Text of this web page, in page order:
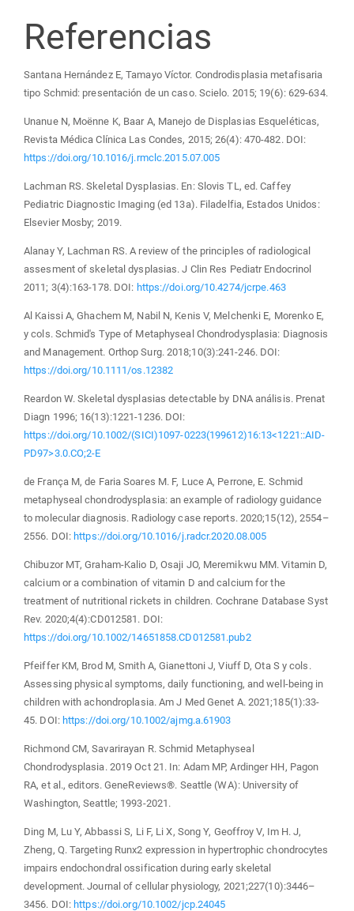
Referencias
Santana Hernández E, Tamayo Víctor. Condrodisplasia metafisaria
tipo Schmid: presentación de un caso. Scielo. 2015; 19(6): 629-634.
Unanue N, Moënne K, Baar A, Manejo de Displasias Esqueléticas,
Revista Médica Clínica Las Condes, 2015; 26(4): 470-482. DOI:
https://doi.org/10.1016/j.rmclc.2015.07.005
Lachman RS. Skeletal Dysplasias. En: Slovis TL, ed. Caffey
Pediatric Diagnostic Imaging (ed 13a). Filadelfia, Estados Unidos:
Elsevier Mosby; 2019.
Alanay Y, Lachman RS. A review of the principles of radiological
assesment of skeletal dysplasias. J Clin Res Pediatr Endocrinol
2011; 3(4):163-178. DOI: https://doi.org/10.4274/jcrpe.463
Al Kaissi A, Ghachem M, Nabil N, Kenis V, Melchenki E, Morenko E,
y cols. Schmid's Type of Metaphyseal Chondrodysplasia: Diagnosis
and Management. Orthop Surg. 2018;10(3):241-246. DOI:
https://doi.org/10.1111/os.12382
Reardon W. Skeletal dysplasias detectable by DNA análisis. Prenat
Diagn 1996; 16(13):1221-1236. DOI:
https://doi.org/10.1002/(SICI)1097-0223(199612)16:13<1221::AID-
PD97>3.0.CO;2-E
de França M, de Faria Soares M. F, Luce A, Perrone, E. Schmid
metaphyseal chondrodysplasia: an example of radiology guidance
to molecular diagnosis. Radiology case reports. 2020;15(12), 2554–
2556. DOI: https://doi.org/10.1016/j.radcr.2020.08.005
Chibuzor MT, Graham-Kalio D, Osaji JO, Meremikwu MM. Vitamin D,
calcium or a combination of vitamin D and calcium for the
treatment of nutritional rickets in children. Cochrane Database Syst
Rev. 2020;4(4):CD012581. DOI:
https://doi.org/10.1002/14651858.CD012581.pub2
Pfeiffer KM, Brod M, Smith A, Gianettoni J, Viuff D, Ota S y cols.
Assessing physical symptoms, daily functioning, and well-being in
children with achondroplasia. Am J Med Genet A. 2021;185(1):33-
45. DOI: https://doi.org/10.1002/ajmg.a.61903
Richmond CM, Savarirayan R. Schmid Metaphyseal
Chondrodysplasia. 2019 Oct 21. In: Adam MP, Ardinger HH, Pagon
RA, et al., editors. GeneReviews®. Seattle (WA): University of
Washington, Seattle; 1993-2021.
Ding M, Lu Y, Abbassi S, Li F, Li X, Song Y, Geoffroy V, Im H. J,
Zheng, Q. Targeting Runx2 expression in hypertrophic chondrocytes
impairs endochondral ossification during early skeletal
development. Journal of cellular physiology, 2021;227(10):3446–
3456. DOI: https://doi.org/10.1002/jcp.24045